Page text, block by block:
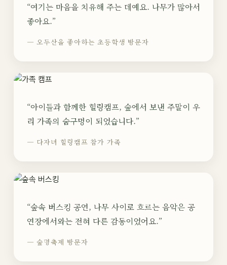
“여기는 마음을 치유해 주는 데예요. 나무가 많아서
좋아요.”
— 오두산을 좋아하는 초등학생 방문자
“아이들과 함께한 힐링캠프, 숲에서 보낸 주말이 우
리 가족의 숨구멍이 되었습니다.”
— 다자녀 힐링캠프 참가 가족
“숲속 버스킹 공연, 나무 사이로 흐르는 음악은 공
연장에서와는 전혀 다른 감동이었어요.”
— 숲멍축제 방문자